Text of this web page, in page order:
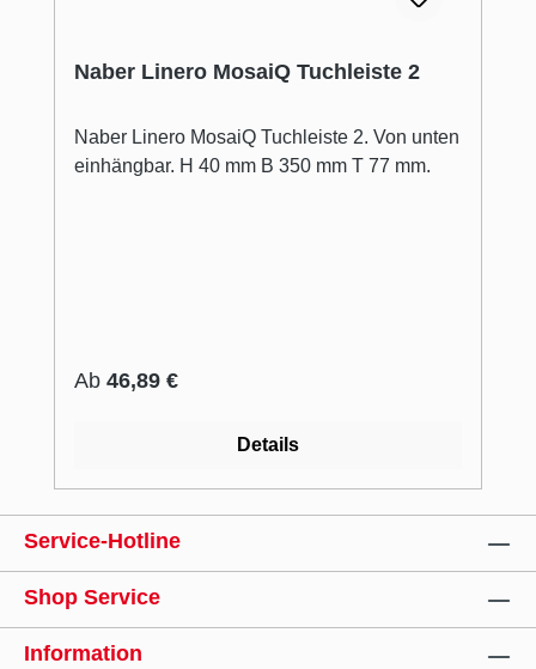
Naber Linero MosaiQ Tuchleiste 2
Naber Linero MosaiQ Tuchleiste 2. Von unten
einhängbar. H 40 mm B 350 mm T 77 mm.
Regulärer Preis:
Ab 46,89 €
Details
Service-Hotline
Shop Service
Information